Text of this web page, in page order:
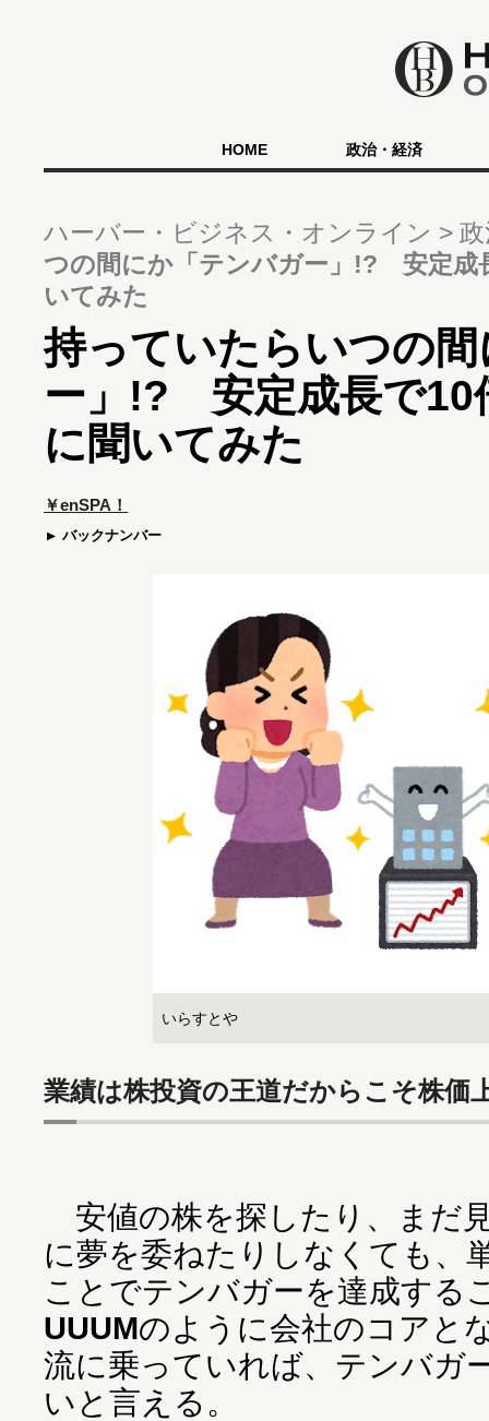
HOME 政治・経済
ハーバー・ビジネス・オンライン
つの間にか「テンバガー」!? 安定成
いてみた
持っていたらいつの
ー」!? 安定成長で10
に聞いてみた
￥enSPA！
バックナンバー
いらすとや
業績は株投資の王道だからこそ株価
安値の株を探したり、まだ
に夢を委ねたりしなくても、
ことでテンバガーを達成する
UUUMのように会社のコアと
流に乗っていれば、テンバガ
いと言える。